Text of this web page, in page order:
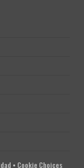
• Cookie Choices